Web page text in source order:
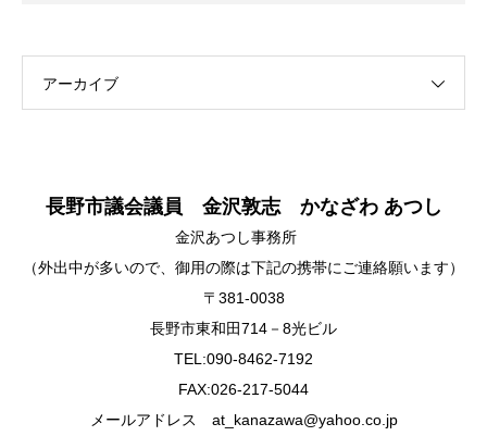
アーカイブ
長野市議会議員 金沢敦志 かなざわ あつし
金沢あつし事務所
（外出中が多いので、御用の際は下記の携帯にご連絡願います）
〒381-0038
長野市東和田714－8光ビル
TEL:090-8462-7192
FAX:026-217-5044
メールアドレス at_kanazawa@yahoo.co.jp